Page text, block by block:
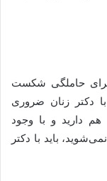
برای حاملگی شکست
دکتر زنان ضروری
دارید و با وجود
باید با دکتر